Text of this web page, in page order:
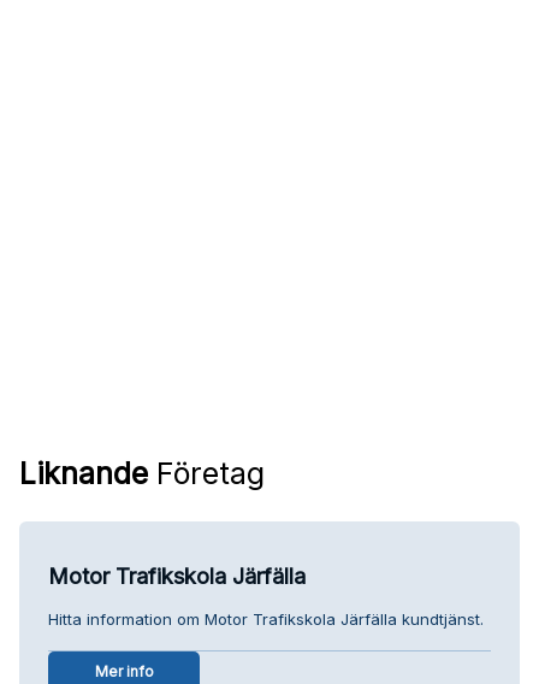
Liknande Företag
Motor Trafikskola Järfälla
Hitta information om Motor Trafikskola Järfälla kundtjänst.
Mer info